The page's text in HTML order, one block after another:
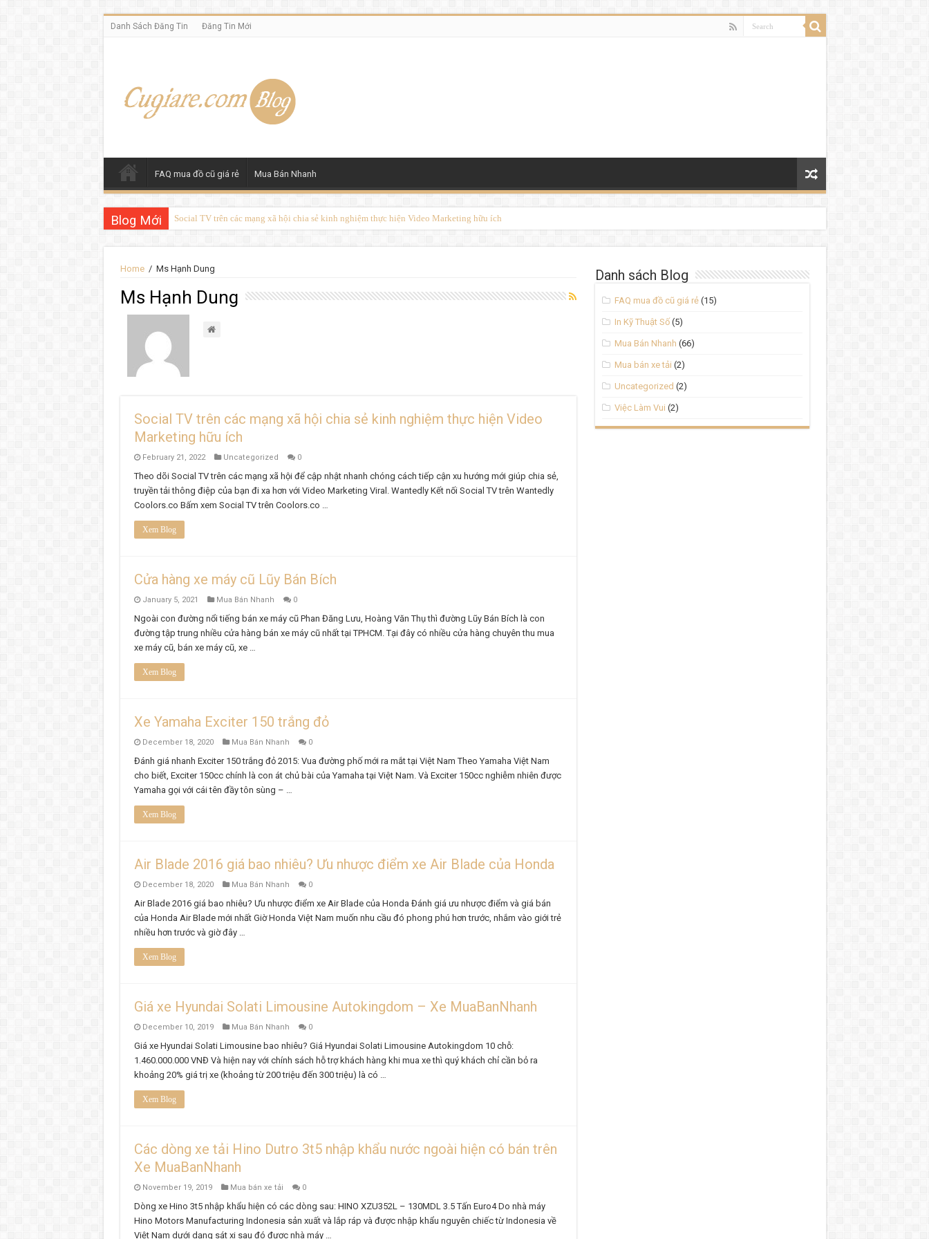
Danh Sách Đăng Tin Đăng Tin Mới
FAQ mua đồ cũ giá rẻ Mua Bán Nhanh
Blog Mới Social TV trên các mạng xã hội chia sẻ kinh nghiệm thực hiện Video Marketing hữu ích
Home / Ms Hạnh Dung
Ms Hạnh Dung
Social TV trên các mạng xã hội chia sẻ kinh nghiệm thực hiện Video
Marketing hữu ích
February 21, 2022 Uncategorized 0
Theo dõi Social TV trên các mạng xã hội để cập nhật nhanh chóng cách tiếp cận xu hướng mới giúp chia sẻ,
truyền tải thông điệp của bạn đi xa hơn với Video Marketing Viral. Wantedly Kết nối Social TV trên Wantedly
Coolors.co Bấm xem Social TV trên Coolors.co …
Xem Blog
Cửa hàng xe máy cũ Lũy Bán Bích
January 5, 2021 Mua Bán Nhanh 0
Ngoài con đường nổi tiếng bán xe máy cũ Phan Đăng Lưu, Hoàng Văn Thụ thì đường Lũy Bán Bích là con
đường tập trung nhiều cửa hàng bán xe máy cũ nhất tại TPHCM. Tại đây có nhiều cửa hàng chuyên thu mua
xe máy cũ, bán xe máy cũ, xe …
Xem Blog
Xe Yamaha Exciter 150 trắng đỏ
December 18, 2020 Mua Bán Nhanh 0
Đánh giá nhanh Exciter 150 trắng đỏ 2015: Vua đường phố mới ra mắt tại Việt Nam Theo Yamaha Việt Nam
cho biết, Exciter 150cc chính là con át chủ bài của Yamaha tại Việt Nam. Và Exciter 150cc nghiễm nhiên được
Yamaha gọi với cái tên đầy tôn sùng – …
Xem Blog
Air Blade 2016 giá bao nhiêu? Ưu nhược điểm xe Air Blade của Honda
December 18, 2020 Mua Bán Nhanh 0
Air Blade 2016 giá bao nhiêu? Ưu nhược điểm xe Air Blade của Honda Đánh giá ưu nhược điểm và giá bán
của Honda Air Blade mới nhất Giờ Honda Việt Nam muốn nhu cầu đó phong phú hơn trước, nhắm vào giới trẻ
nhiều hơn trước và giờ đây …
Xem Blog
Giá xe Hyundai Solati Limousine Autokingdom – Xe MuaBanNhanh
December 10, 2019 Mua Bán Nhanh 0
Giá xe Hyundai Solati Limousine bao nhiêu? Giá Hyundai Solati Limousine Autokingdom 10 chỗ:
1.460.000.000 VNĐ Và hiện nay với chính sách hỗ trợ khách hàng khi mua xe thì quý khách chỉ cần bỏ ra
khoảng 20% giá trị xe (khoảng từ 200 triệu đến 300 triệu) là có …
Xem Blog
Các dòng xe tải Hino Dutro 3t5 nhập khẩu nước ngoài hiện có bán trên
Xe MuaBanNhanh
November 19, 2019 Mua bán xe tải 0
Dòng xe Hino 3t5 nhập khẩu hiện có các dòng sau: HINO XZU352L – 130MDL 3.5 Tấn Euro4 Do nhà máy
Hino Motors Manufacturing Indonesia sản xuất và lắp ráp và được nhập khẩu nguyên chiếc từ Indonesia về
Việt Nam dưới dạng sát xi sau đó được nhà máy …
Danh sách Blog
FAQ mua đồ cũ giá rẻ (15)
In Kỹ Thuật Số (5)
Mua Bán Nhanh (66)
Mua bán xe tải (2)
Uncategorized (2)
Việc Làm Vui (2)